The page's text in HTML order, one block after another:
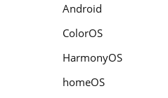
Android
ColorOS
HarmonyOS
homeOS